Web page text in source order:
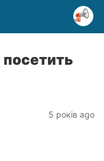
5 років ago